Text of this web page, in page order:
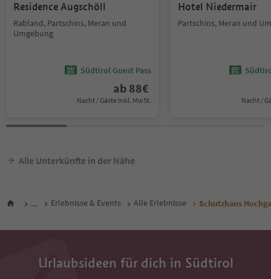
Residence Augschöll
Rabland, Partschins, Meran und
Umgebung
Südtirol Guest Pass
ab 88€
Nacht / Gäste Inkl. MwSt.
Hotel Niedermair
Partschins, Meran und
Nacht /
Alle Unterkünfte in der Nähe
... Erlebnisse & Events Alle Erlebnisse Schutzhaus
Urlaubsideen für dich in Südtirol